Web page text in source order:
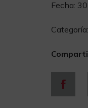
Fecha:
Categoría: